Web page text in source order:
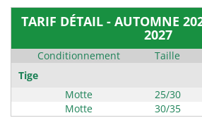
TARIF DÉTAIL - AUTOMNE
2027
Conditionnement Taille
Tige
Motte
25/30
Motte
30/35